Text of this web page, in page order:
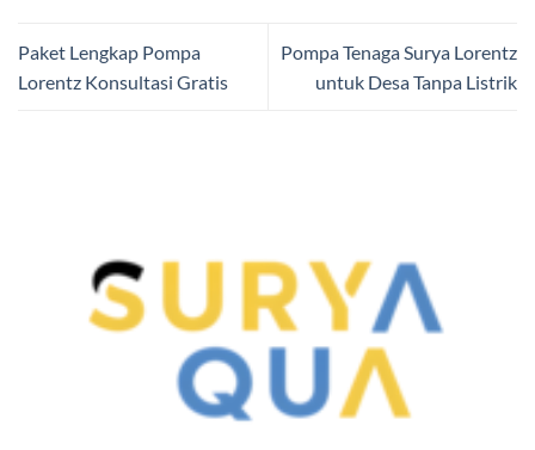
Paket Lengkap Pompa
Lorentz Konsultasi Gratis
Pompa Tenaga Surya Lorentz
untuk Desa Tanpa Listrik